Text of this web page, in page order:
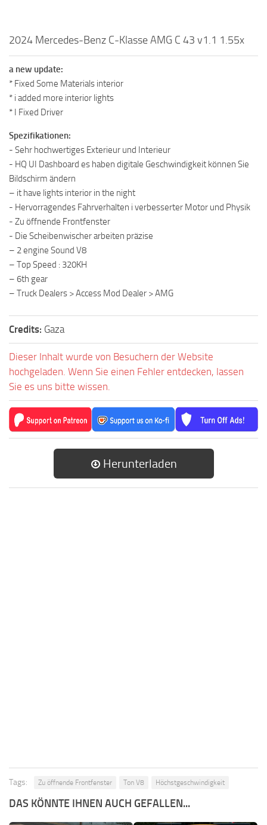
2024 Mercedes-Benz C-Klasse AMG C 43 v1.1 1.55x
a new update:
* Fixed Some Materials interior
* i added more interior lights
* I Fixed Driver
Spezifikationen:
- Sehr hochwertiges Exterieur und Interieur
- HQ UI Dashboard es haben digitale Geschwindigkeit können Sie
Bildschirm ändern
– it have lights interior in the night
- Hervorragendes Fahrverhalten i verbesserter Motor und Physik
- Zu öffnende Frontfenster
- Die Scheibenwischer arbeiten präzise
– 2 engine Sound V8
– Top Speed : 320KH
– 6th gear
– Truck Dealers > Access Mod Dealer > AMG
Credits: Gaza
Dieser Inhalt wurde von Besuchern der Website
hochgeladen. Wenn Sie einen Fehler entdecken, lassen
Sie es uns bitte wissen.
Herunterladen
Tags: Zu öffnende Frontfenster Ton V8 Höchstgeschwindigkeit
DAS KÖNNTE IHNEN AUCH GEFALLEN...